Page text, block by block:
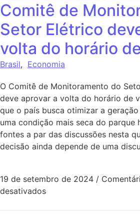
Comitê de
Setor Elétrico
volta do horário
Brasil, Economia
O Comitê de Monitoramento do
deve aprovar a volta do horário de
que o país busca otimizar a
uma condição mais seca do parque
fontes a par das discussões nesta
decisão ainda depende de uma
19 de setembro de 2024 /
desativados